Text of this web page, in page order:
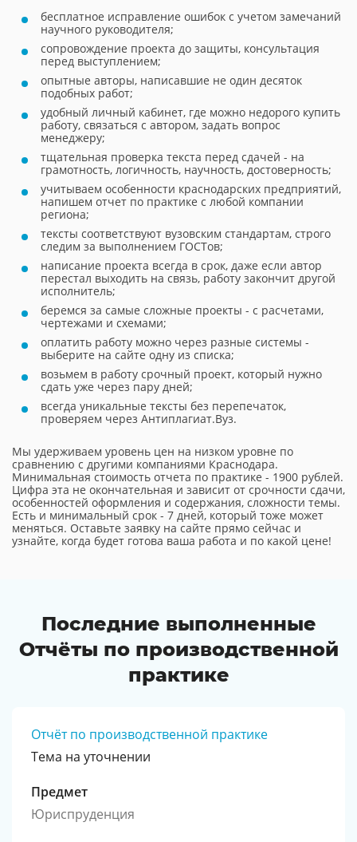
бесплатное исправление ошибок с учетом замечаний
научного руководителя;
сопровождение проекта до защиты, консультация
перед выступлением;
опытные авторы, написавшие не один десяток
подобных работ;
удобный личный кабинет, где можно недорого купить
работу, связаться с автором, задать вопрос
менеджеру;
тщательная проверка текста перед сдачей - на
грамотность, логичность, научность, достоверность;
учитываем особенности краснодарских предприятий,
напишем отчет по практике с любой компании
региона;
тексты соответствуют вузовским стандартам, строго
следим за выполнением ГОСТов;
написание проекта всегда в срок, даже если автор
перестал выходить на связь, работу закончит другой
исполнитель;
беремся за самые сложные проекты - с расчетами,
чертежами и схемами;
оплатить работу можно через разные системы -
выберите на сайте одну из списка;
возьмем в работу срочный проект, который нужно
сдать уже через пару дней;
всегда уникальные тексты без перепечаток,
проверяем через Антиплагиат.Вуз.
Мы удерживаем уровень цен на низком уровне по
сравнению с другими компаниями Краснодара.
Минимальная стоимость отчета по практике - 1900 рублей.
Цифра эта не окончательная и зависит от срочности сдачи,
особенностей оформления и содержания, сложности темы.
Есть и минимальный срок - 7 дней, который тоже может
меняться. Оставьте заявку на сайте прямо сейчас и
узнайте, когда будет готова ваша работа и по какой цене!
Последние выполненные
Отчёты по производственной
практике
Отчёт по производственной практике
Тема на уточнении
Предмет
Юриспруденция